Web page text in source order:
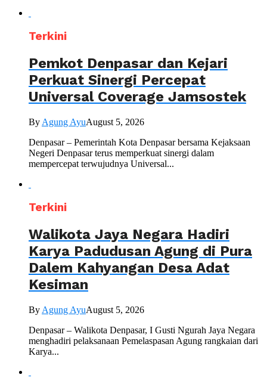
Terkini
Pemkot Denpasar dan Kejari
Perkuat Sinergi Percepat
Universal Coverage Jamsostek
By Agung AyuAugust 5, 2026
Denpasar – Pemerintah Kota Denpasar bersama Kejaksaan
Negeri Denpasar terus memperkuat sinergi dalam
mempercepat terwujudnya Universal...
Terkini
Walikota Jaya Negara Hadiri
Karya Padudusan Agung di Pura
Dalem Kahyangan Desa Adat
Kesiman
By Agung AyuAugust 5, 2026
Denpasar – Walikota Denpasar, I Gusti Ngurah Jaya Negara
menghadiri pelaksanaan Pemelaspasan Agung rangkaian dari
Karya...